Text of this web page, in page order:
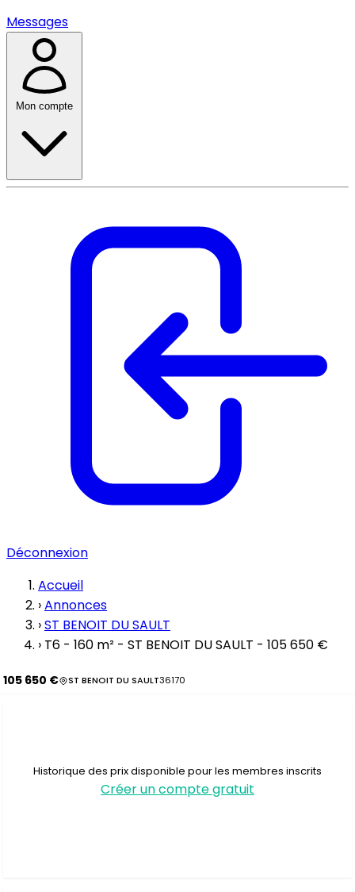
Messages
Mon compte
Déconnexion
Accueil
›Annonces
›ST BENOIT DU SAULT
› T6 - 160 m² - ST BENOIT DU SAULT - 105 650 €
105 650 € ST BENOIT DU SAULT36170
Historique des prix disponible pour les membres inscrits
Créer un compte gratuit